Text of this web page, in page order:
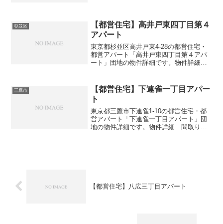
通...
杉並区
【都営住宅】高井戸東四丁目第４
アパート
東京都杉並区高井戸東4-28の都営住宅・
都営アパート「高井戸東四丁目第４アパ
ート」団地の物件詳細です。物件詳細
戸東4-28間取り1DK-3DK広さ・面積35-63
㎡建...
三鷹市
【都営住宅】下連雀一丁目アパー
ト
東京都三鷹市下連雀1-10の都営住宅・都
営アパート「下連雀一丁目アパート」団
地の物件詳細です。物件詳細 間取り・
【都営住宅】八広三丁目アパート